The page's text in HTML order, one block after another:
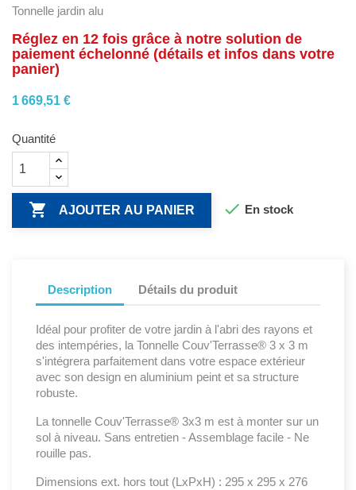
Tonnelle jardin alu
Réglez en 12 fois grâce à notre solution de
paiement échelonné (détails et infos dans votre
panier)
1 669,51 €
Quantité
 AJOUTER AU PANIER  En stock
Description Détails du produit
Idéal pour profiter de votre jardin à l'abri des rayons et
des intempéries, la Tonnelle Couv'Terrasse® 3 x 3 m
s'intégrera parfaitement dans votre espace extérieur
avec son design en aluminium peint et sa structure
robuste.
La tonnelle Couv'Terrasse® 3x3 m est à monter sur un
sol à niveau. Sans entretien - Assemblage facile - Ne
rouille pas.
Dimensions ext. hors tout (LxPxH) : 295 x 295 x 276